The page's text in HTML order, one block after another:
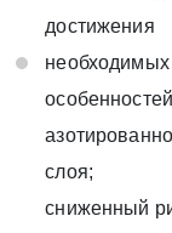
достижения
необходимых
особенностей
слоя;
сниженный
Нажимая на
на обработку
статьей 9
«О